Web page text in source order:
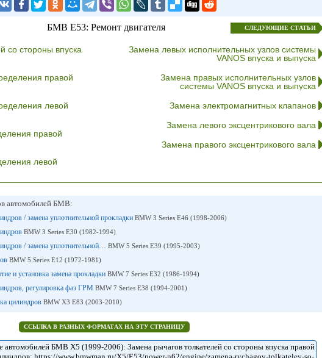
БМВ E53: Ремонт двигателя СЛЕДУЮЩИЕ СТАТЬИ
со стороны впуска
правой
левой
правой
левой
Замена левых исполнительных узлов системы
VANOS впуска и выпуска
Замена правых исполнительных узлов
системы VANOS впуска и выпуска
Замена электромагнитных клапанов
Замена левого эксцентрикового вала
Замена правого эксцентрикового вала
автомобилей БМВ:
/ замена уплотнительной прокладки BMW 3 Series E46 (1998-2006)
BMW 3 Series E30 (1982-1994)
/ замена уплотнительной… BMW 5 Series E39 (1995-2003)
BMW 5 Series E12 (1972-1981)
и установка замена прокладки BMW 7 Series E32 (1986-1994)
регулировка фаз ГРМ BMW 7 Series E38 (1994-2001)
цилиндров BMW X3 E83 (2003-2010)
ССЫЛКА В РАЗНЫХ ФОРМАТАХ НА ЭТУ СТРАНИЦУ